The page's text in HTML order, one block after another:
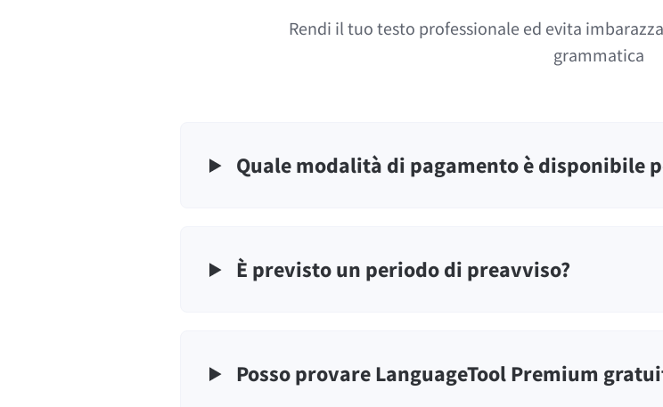
Rendi il tuo testo professionale ed evita
grammatica
Quale modalità di pagamento è disponibile
È previsto un periodo di preavviso?
Posso provare LanguageTool Premium